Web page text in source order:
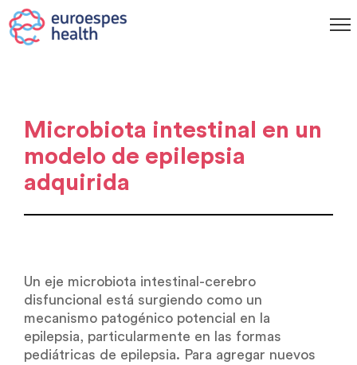
Microbiota intestinal en un
modelo de epilepsia
adquirida
Un eje microbiota intestinal-cerebro
disfuncional está surgiendo como un
mecanismo patogénico potencial en la
epilepsia, particularmente en las formas
pediátricas de epilepsia. Para agregar nuevos